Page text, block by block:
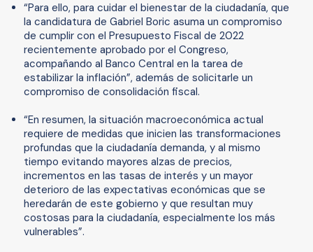
“Para ello, para cuidar el bienestar de la ciudadanía, que
la candidatura de Gabriel Boric asuma un compromiso
de cumplir con el Presupuesto Fiscal de 2022
recientemente aprobado por el Congreso,
acompañando al Banco Central en la tarea de
estabilizar la inflación”, además de solicitarle un
compromiso de consolidación fiscal.
“En resumen, la situación macroeconómica actual
requiere de medidas que inicien las transformaciones
profundas que la ciudadanía demanda, y al mismo
tiempo evitando mayores alzas de precios,
incrementos en las tasas de interés y un mayor
deterioro de las expectativas económicas que se
heredarán de este gobierno y que resultan muy
costosas para la ciudadanía, especialmente los más
vulnerables”.